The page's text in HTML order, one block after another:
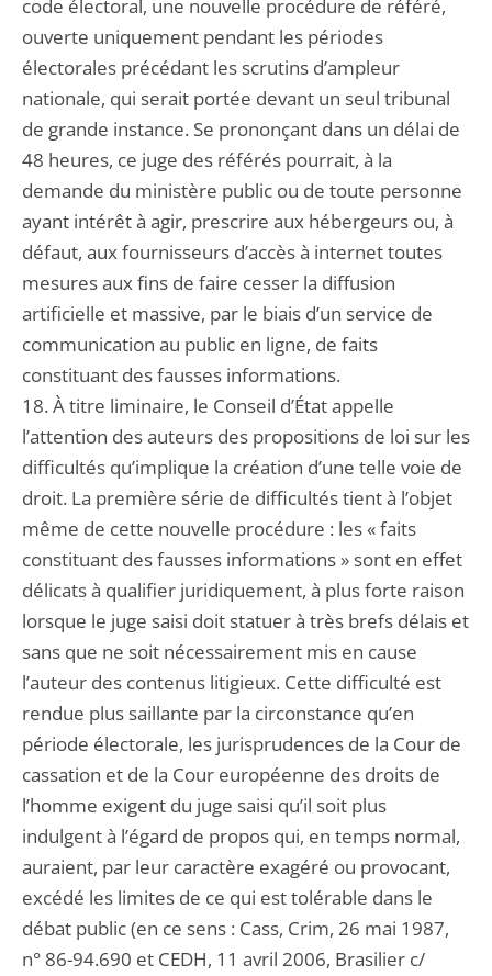
code électoral, une nouvelle procédure de référé,
ouverte uniquement pendant les périodes
électorales précédant les scrutins d’ampleur
nationale, qui serait portée devant un seul tribunal
de grande instance. Se prononçant dans un délai de
48 heures, ce juge des référés pourrait, à la
demande du ministère public ou de toute personne
ayant intérêt à agir, prescrire aux hébergeurs ou, à
défaut, aux fournisseurs d’accès à internet toutes
mesures aux fins de faire cesser la diffusion
artificielle et massive, par le biais d’un service de
communication au public en ligne, de faits
constituant des fausses informations.
18. À titre liminaire, le Conseil d’État appelle
l’attention des auteurs des propositions de loi sur les
difficultés qu’implique la création d’une telle voie de
droit. La première série de difficultés tient à l’objet
même de cette nouvelle procédure : les « faits
constituant des fausses informations » sont en effet
délicats à qualifier juridiquement, à plus forte raison
lorsque le juge saisi doit statuer à très brefs délais et
sans que ne soit nécessairement mis en cause
l’auteur des contenus litigieux. Cette difficulté est
rendue plus saillante par la circonstance qu’en
période électorale, les jurisprudences de la Cour de
cassation et de la Cour européenne des droits de
l’homme exigent du juge saisi qu’il soit plus
indulgent à l’égard de propos qui, en temps normal,
auraient, par leur caractère exagéré ou provocant,
excédé les limites de ce qui est tolérable dans le
débat public (en ce sens : Cass, Crim, 26 mai 1987,
n° 86-94.690 et CEDH, 11 avril 2006, Brasilier c/